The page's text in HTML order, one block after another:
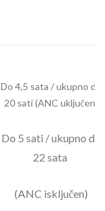
Do 4,5 sata / ukupno do
20 sati (ANC uključen)
Do 5 sati / ukupno do
22 sata
(ANC isključen)